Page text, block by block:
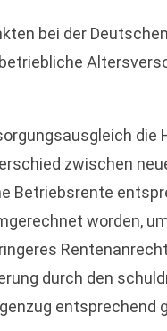
bei der
zwischen
Betriebsrente
worden,
durch den
entsprechend